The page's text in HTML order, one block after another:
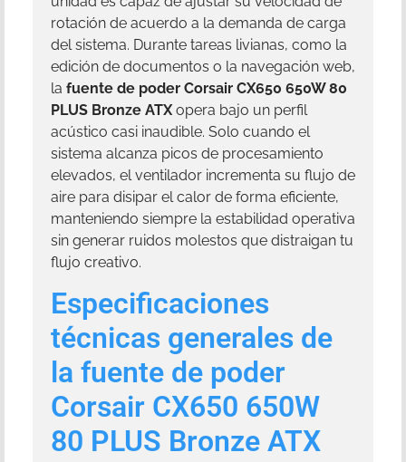
rotación de acuerdo a la demanda de carga
del sistema. Durante tareas livianas, como la
edición de documentos o la navegación web,
la fuente de poder Corsair CX650 650W 80
PLUS Bronze ATXopera bajo un perfil
acústico casi inaudible. Solo cuando el
sistema alcanza picos de procesamiento
elevados, el ventilador incrementa su flujo de
aire para disipar el calor de forma eficiente,
manteniendo siempre la estabilidad operativa
sin generar ruidos molestos que distraigan tu
flujo creativo.
Especificaciones
técnicas generales de
la fuente de poder
Corsair CX650 650W
80 PLUS Bronze ATX